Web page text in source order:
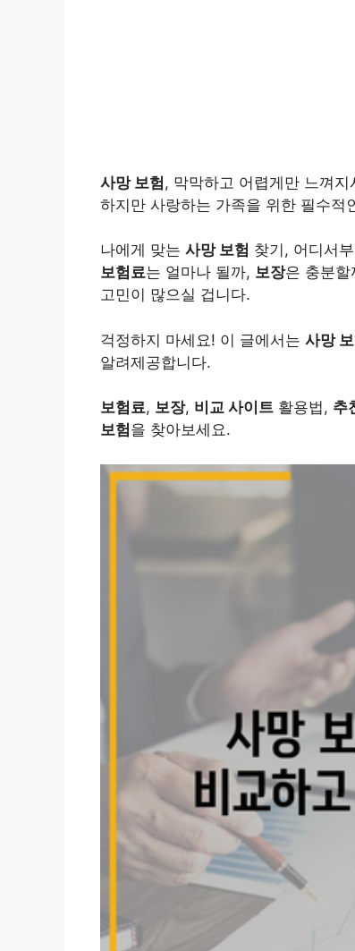
사망 보험, 막막하고 어렵게만 느껴지
하지만 사랑하는 가족을 위한 필수적
나에게 맞는 사망 보험 찾기, 어디서
보험료는 얼마나 될까, 보장은 충분할
고민이 많으실 겁니다.
걱정하지 마세요! 이 글에서는 사망
알려제공합니다.
보험료, 보장, 비교 사이트 활용법, 추
보험을 찾아보세요.